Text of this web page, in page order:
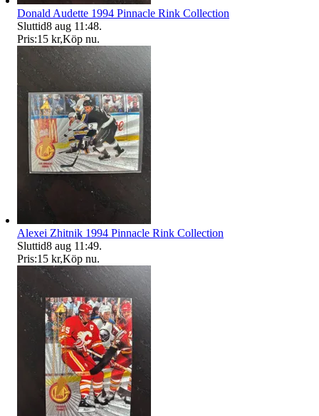
Donald Audette 1994 Pinnacle Rink Collection
Sluttid8 aug 11:48.
Pris:15 kr,Köp nu.
Alexei Zhitnik 1994 Pinnacle Rink Collection
Sluttid8 aug 11:49.
Pris:15 kr,Köp nu.